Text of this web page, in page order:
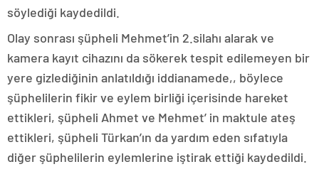
söylediği kaydedildi.
Olay sonrası şüpheli Mehmet’in 2.silahı alarak ve
kamera kayıt cihazını da sökerek tespit edilemeyen bir
yere gizlediğinin anlatıldığı iddianamede,, böylece
şüphelilerin fikir ve eylem birliği içerisinde hareket
ettikleri, şüpheli Ahmet ve Mehmet’ in maktule ateş
ettikleri, şüpheli Türkan’ın da yardım eden sıfatıyla
diğer şüphelilerin eylemlerine iştirak ettiği kaydedildi.